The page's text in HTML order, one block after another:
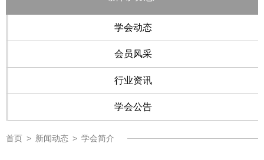
学会动态
会员风采
行业资讯
学会公告
首页 > 新闻动态 > 学会简介